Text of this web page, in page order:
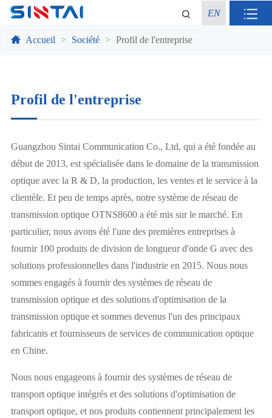
EN
Accueil Société Profil de l'entreprise
Profil de l'entreprise
Guangzhou Sintai Communication Co., Ltd, qui a été fondée au
début de 2013, est spécialisée dans le domaine de la transmission
optique avec la R & D, la production, les ventes et le service à la
clientèle. Et peu de temps après, notre système de réseau de
transmission optique OTNS8600 a été mis sur le marché. En
particulier, nous avons été l'une des premières entreprises à
fournir 100 produits de division de longueur d'onde G avec des
solutions professionnelles dans l'industrie en 2015. Nous nous
sommes engagés à fournir des systèmes de réseau de
transmission optique et des solutions d'optimisation de la
transmission optique et sommes devenus l'un des principaux
fabricants et fournisseurs de services de communication optique
en Chine.
Nous nous engageons à fournir des systèmes de réseau de
transport optique intégrés et des solutions d'optimisation de
transport optique, et nos produits contiennent principalement les